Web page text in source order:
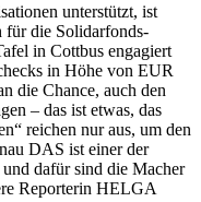
unterstützt, ist
für die Solidarfonds-
in Cottbus engagiert
in Höhe von EUR
die Chance, auch den
– das ist etwas, das
reichen nur aus, um den
DAS ist einer der
dafür sind die Macher
Reporterin HELGA